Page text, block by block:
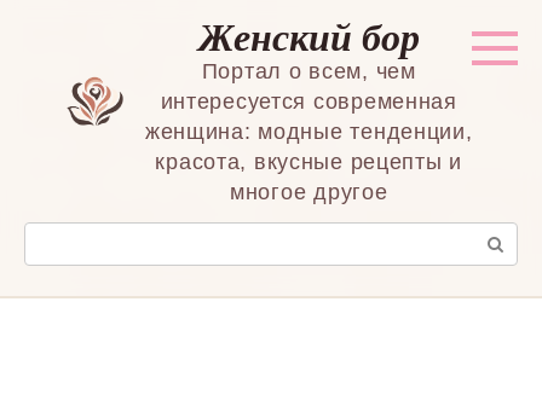
Женский бор
Портал о всем, чем
интересуется современная
женщина: модные тенденции,
красота, вкусные рецепты и
многое другое
Поиск: